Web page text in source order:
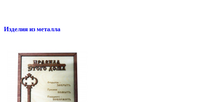
Изделия из металла